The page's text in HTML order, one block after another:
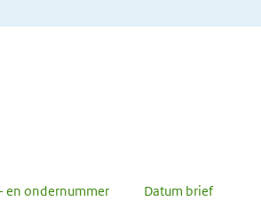
en ondernummer Datum brief